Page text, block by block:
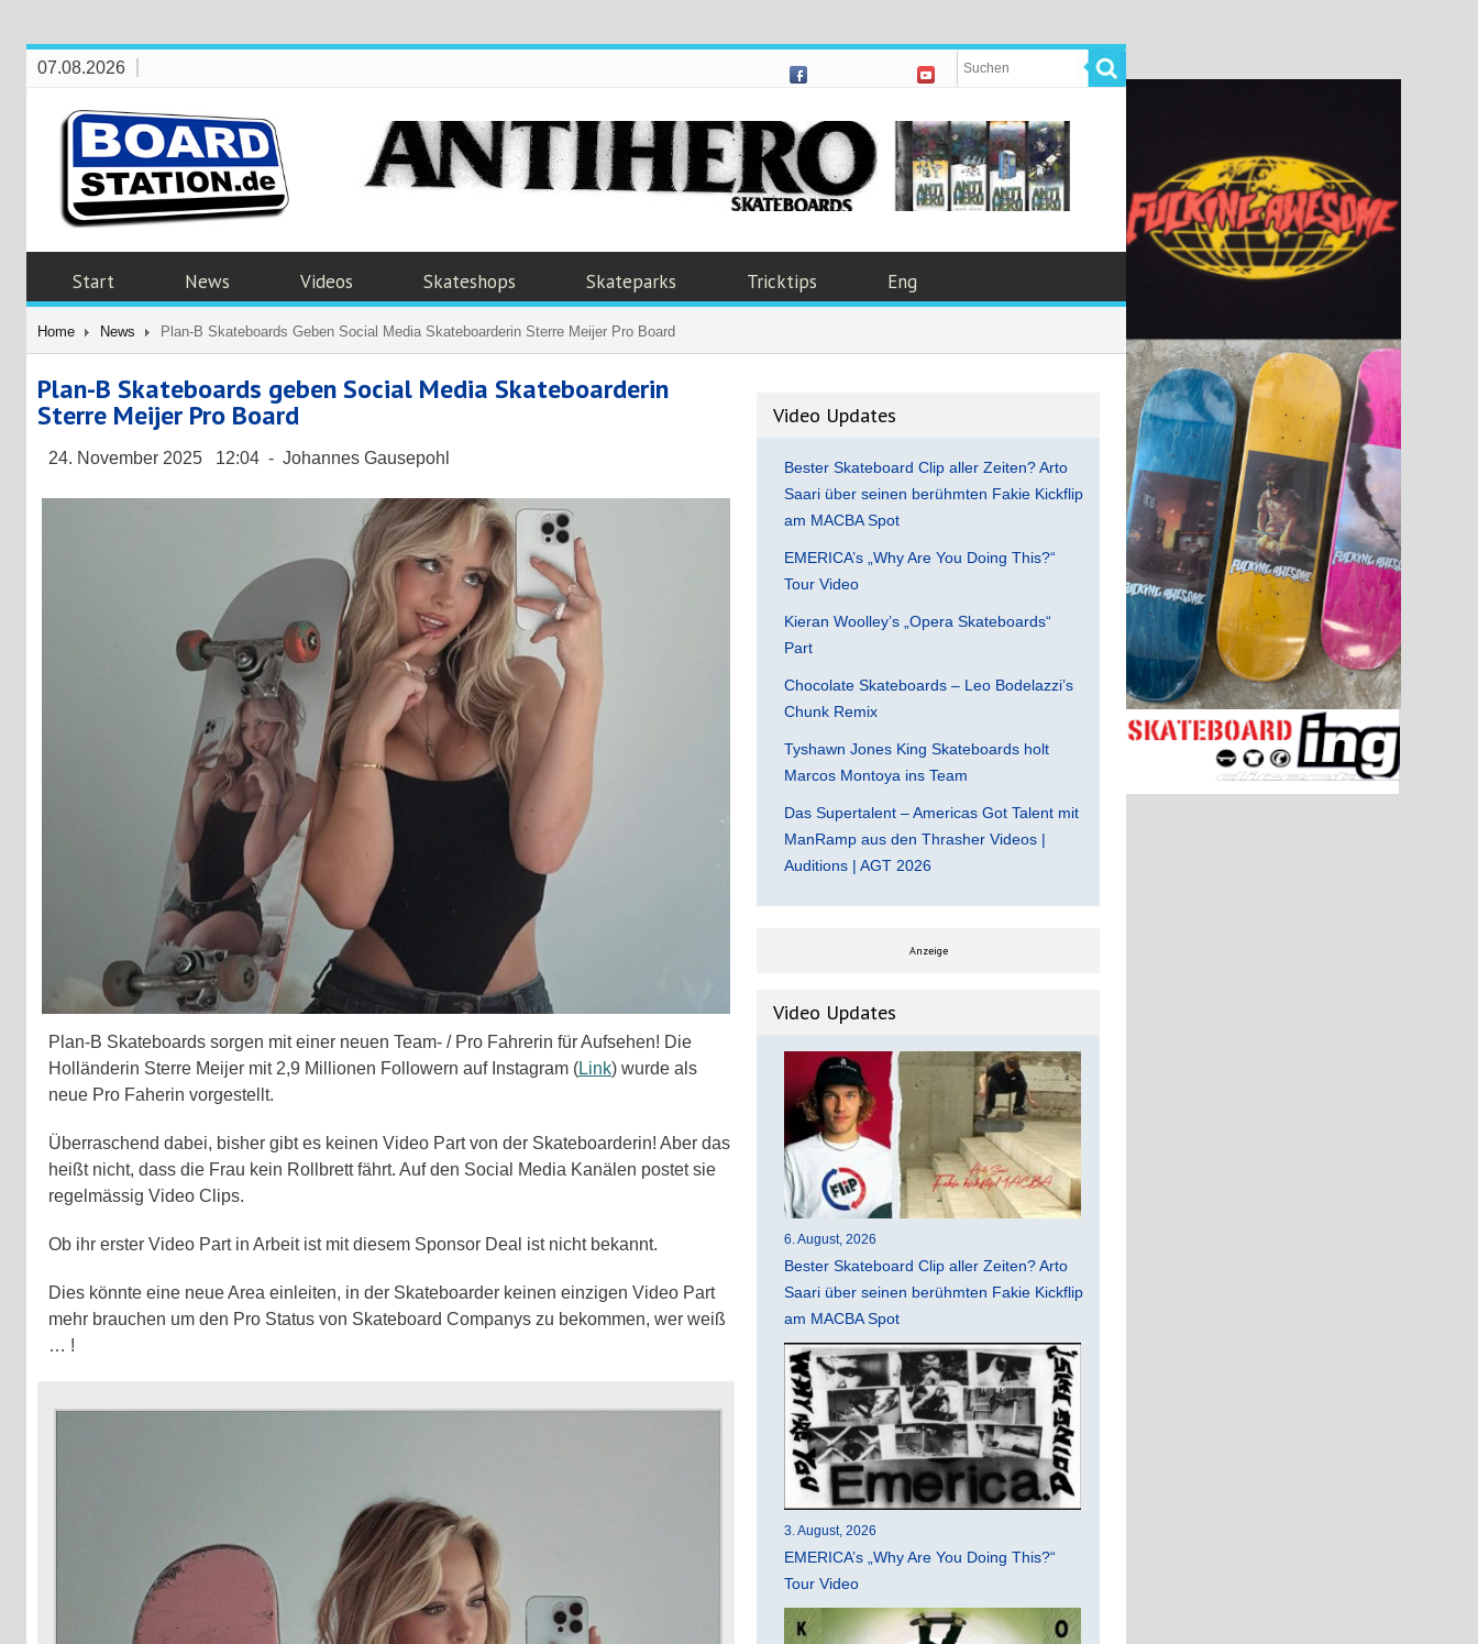
07.08.2026
Start News Videos Skateshops Skateparks Tricktips Eng
Home News Plan-B Skateboards Geben Social Media Skateboarderin Sterre Meijer Pro Board
Plan-B Skateboards geben Social Media Skateboarderin
Sterre Meijer Pro Board
24. November 2025 12:04 - Johannes Gausepohl
Plan-B Skateboards sorgen mit einer neuen Team- / Pro Fahrerin für Aufsehen! Die
Holländerin Sterre Meijer mit 2,9 Millionen Followern auf Instagram (Link) wurde als
neue Pro Faherin vorgestellt.
Überraschend dabei, bisher gibt es keinen Video Part von der Skateboarderin! Aber das
heißt nicht, dass die Frau kein Rollbrett fährt. Auf den Social Media Kanälen postet sie
regelmässig Video Clips.
Ob ihr erster Video Part in Arbeit ist mit diesem Sponsor Deal ist nicht bekannt.
Dies könnte eine neue Area einleiten, in der Skateboarder keinen einzigen Video Part
mehr brauchen um den Pro Status von Skateboard Companys zu bekommen, wer weiß
… !
Video Updates
Bester Skateboard Clip aller Zeiten? Arto
Saari über seinen berühmten Fakie Kickflip
am MACBA Spot
EMERICA’s „Why Are You Doing This?“
Tour Video
Kieran Woolley’s „Opera Skateboards“
Part
Chocolate Skateboards – Leo Bodelazzi’s
Chunk Remix
Tyshawn Jones King Skateboards holt
Marcos Montoya ins Team
Das Supertalent – Americas Got Talent mit
ManRamp aus den Thrasher Videos |
Auditions | AGT 2026
Anzeige
Video Updates
6. August, 2026
Bester Skateboard Clip aller Zeiten? Arto
Saari über seinen berühmten Fakie Kickflip
am MACBA Spot
3. August, 2026
EMERICA’s „Why Are You Doing This?“
Tour Video